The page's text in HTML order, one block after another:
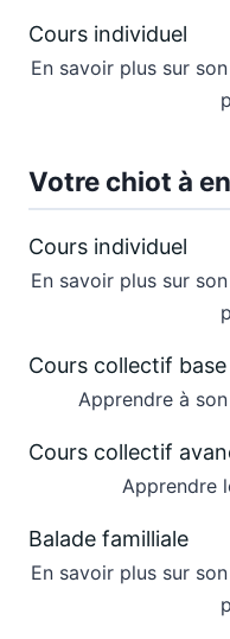
Cours individuel
En savoir plus sur
Votre chiot à
Cours individuel
En savoir plus sur
Cours collectif base
Apprendre à
Cours collectif
Apprendre
Balade familliale
En savoir plus sur